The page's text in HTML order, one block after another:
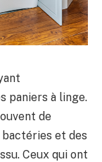
paniers à linge.
de
et des
Ceux qui ont